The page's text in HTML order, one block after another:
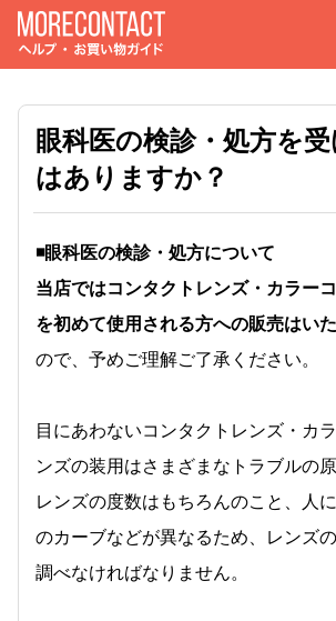
眼科医の検診・処方を
はありますか？
◾️眼科医の検診・処方について
当店ではコンタクトレンズ・カラー
を初めて使用される方への販売はい
ので、予めご理解ご了承ください。
目にあわないコンタクトレンズ・カ
ンズの装用はさまざまなトラブルの
レンズの度数はもちろんのこと、人
のカーブなどが異なるため、レンズ
調べなければなりません。